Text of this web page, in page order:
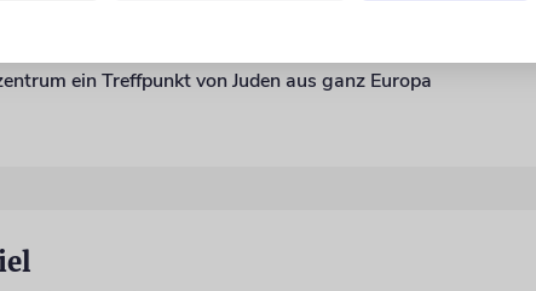
ein Treffpunkt von Juden aus ganz Europa